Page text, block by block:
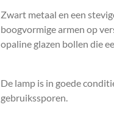
Zwart metaal en een
boogvormige armen op
opaline glazen bollen die
De lamp is in goede
gebruikssporen.